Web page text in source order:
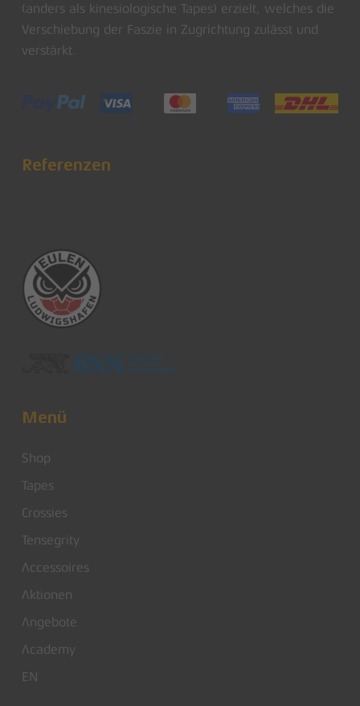
(anders als kinesiologische Tapes) erzielt, welches die
Verschiebung der Faszie in Zugrichtung zulässt und
verstärkt.
Referenzen
Menü
Shop
Tapes
Crossies
Tensegrity
Accessoires
Aktionen
Angebote
Academy
EN